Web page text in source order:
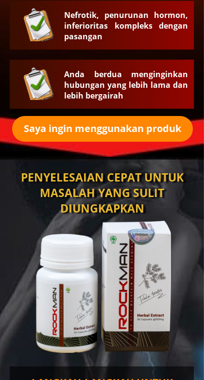
Saya ingin menggunakan produk
Anda berdua menginginkan
hubungan yang lebih lama dan
lebih bergairah
Nefrotik, penurunan hormon,
inferioritas kompleks dengan
pasangan
PENYELESAIAN CEPAT UNTUK
MASALAH YANG SULIT
DIUNGKAPKAN